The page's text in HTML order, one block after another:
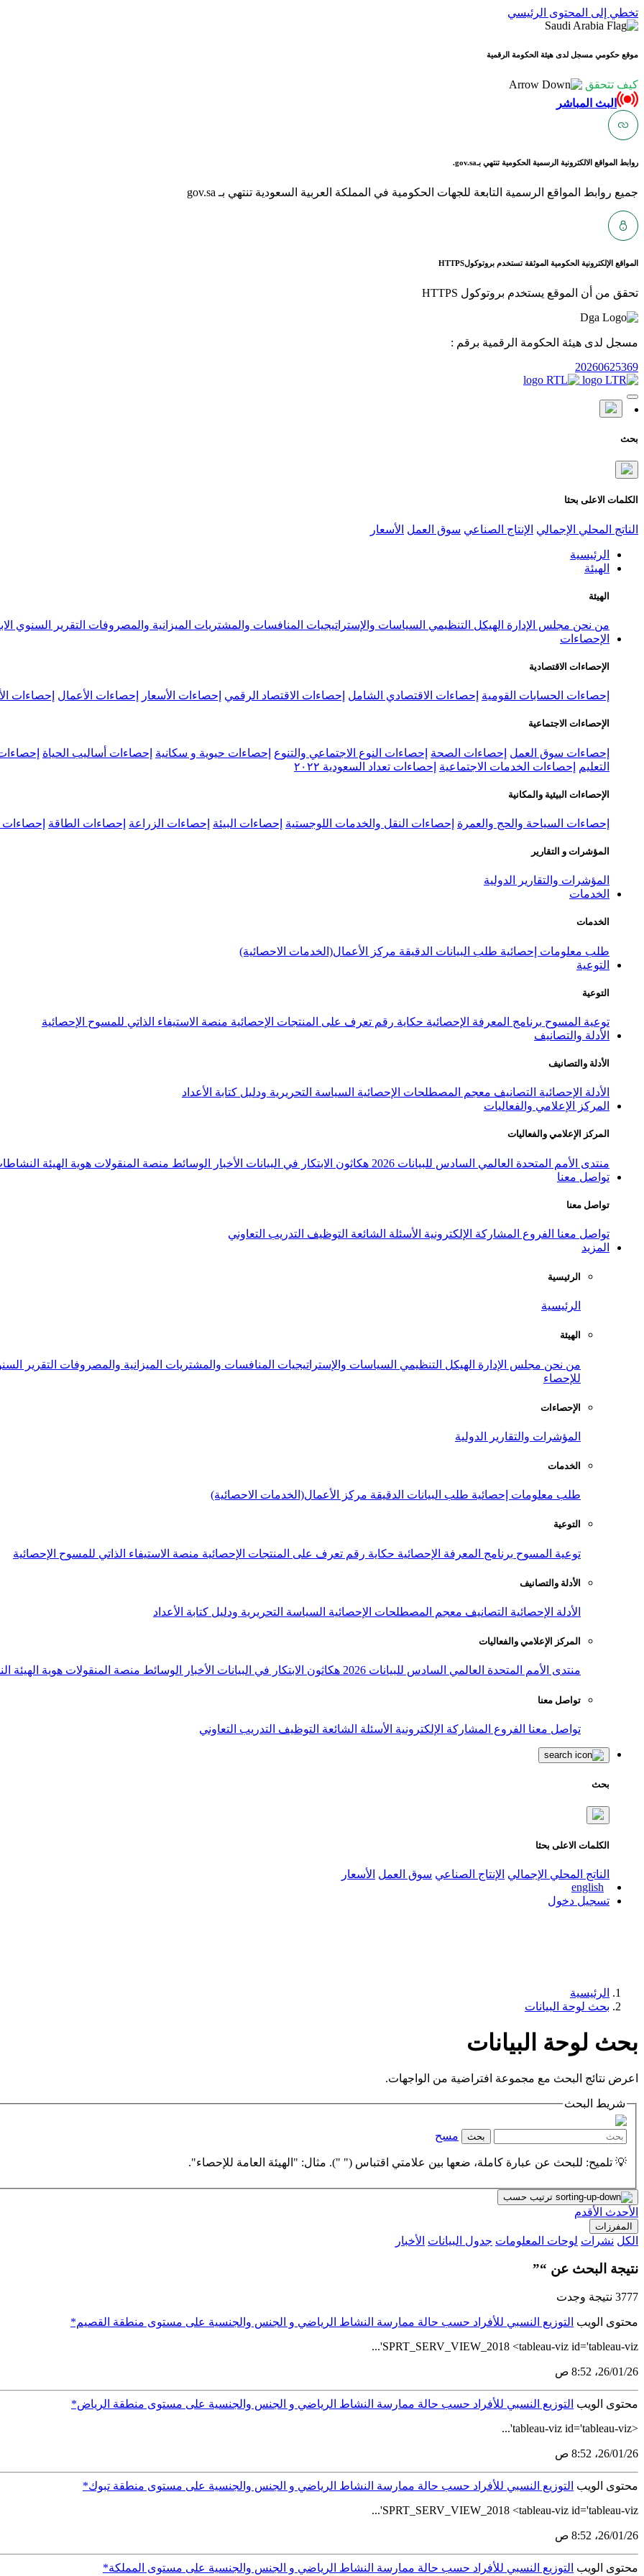
تخطي إلى المحتوى الرئيسي
موقع حكومي مسجل لدى هيئة الحكومة الرقمية
كيف تتحقق
البث المباشر
روابط المواقع الالكترونية الرسمية الحكومية تنتهي بـgov.sa.
جميع روابط المواقع الرسمية التابعة للجهات الحكومية في المملكة العربية السعودية تنتهي بـ gov.sa
المواقع الإلكترونية الحكومية الموثقة تستخدم بروتوكولHTTPS
تحقق من أن الموقع يستخدم بروتوكول HTTPS
مسجل لدى هيئة الحكومة الرقمية برقم :
20260625369
بحث
الكلمات الاعلى بحثا
الناتج المحلي الإجمالي الإنتاج الصناعي سوق العمل الأسعار
الرئيسية
الهيئة
الهيئة
من نحن مجلس الإدارة الهيكل التنظيمي السياسات والإستراتيجيات المنافسات والمشتريات الميزانية والمصروفات التقرير السنوي
الإحصاءات
الإحصاءات الاقتصادية
إحصاءات الحسابات القومية إحصاءات الاقتصادي الشامل إحصاءات الاقتصاد الرقمي إحصاءات الأسعار إحصاءات الأعمال إحصاءات
الإحصاءات الاجتماعية
إحصاءات سوق العمل إحصاءات الصحة إحصاءات النوع الاجتماعي والتنوع إحصاءات حيوية و سكانية إحصاءات أساليب الحياة
التعليم
إحصاءات الخدمات الاجتماعية إحصاءات تعداد السعودية ٢٠٢٢
الإحصاءات البيئية والمكانية
إحصاءات السياحة والحج والعمرة إحصاءات النقل والخدمات اللوجستية إحصاءات البيئة إحصاءات الزراعة إحصاءات الطاقة إحصاءات
المؤشرات و التقارير
المؤشرات والتقارير الدولية
الخدمات
الخدمات
طلب معلومات إحصائية طلب البيانات الدقيقة مركز الأعمال(الخدمات الاحصائية)
التوعية
التوعية
توعية المسوح برنامج المعرفة الإحصائية حكاية رقم تعرف على المنتجات الإحصائية منصة الاستيفاء الذاتي للمسوح الإحصائية
الأدلة والتصانيف
الأدلة والتصانيف
الأدلة الإحصائية التصانيف معجم المصطلحات الإحصائية السياسة التحريرية ودليل كتابة الأعداد
المركز الإعلامي والفعاليات
المركز الإعلامي والفعاليات
منتدى الأمم المتحدة العالمي السادس للبيانات 2026 هكاثون الابتكار في البيانات الأخبار الوسائط منصة المنقولات هوية الهيئة
تواصل معنا
تواصل معنا
تواصل معنا الفروع المشاركة الإلكترونية الأسئلة الشائعة التوظيف التدريب التعاوني
المزيد
الرئيسية
الرئيسية
الهيئة
من نحن مجلس الإدارة الهيكل التنظيمي السياسات والإستراتيجيات المنافسات والمشتريات الميزانية والمصروفات التقرير
للإحصاء
الإحصاءات
المؤشرات والتقارير الدولية
الخدمات
طلب معلومات إحصائية طلب البيانات الدقيقة مركز الأعمال(الخدمات الاحصائية)
التوعية
توعية المسوح برنامج المعرفة الإحصائية حكاية رقم تعرف على المنتجات الإحصائية منصة الاستيفاء الذاتي للمسوح الإحصائية
الأدلة والتصانيف
الأدلة الإحصائية التصانيف معجم المصطلحات الإحصائية السياسة التحريرية ودليل كتابة الأعداد
المركز الإعلامي والفعاليات
منتدى الأمم المتحدة العالمي السادس للبيانات 2026 هكاثون الابتكار في البيانات الأخبار الوسائط منصة المنقولات هوية الهيئة
تواصل معنا
تواصل معنا الفروع المشاركة الإلكترونية الأسئلة الشائعة التوظيف التدريب التعاوني
بحث
الكلمات الاعلى بحثا
الناتج المحلي الإجمالي الإنتاج الصناعي سوق العمل الأسعار
english
تسجيل دخول
الرئيسية
بحث لوحة البيانات
بحث لوحة البيانات
اعرض نتائج البحث مع مجموعة افتراضية من الواجهات.
شريط البحث
بحث مسح
💡 تلميح: للبحث عن عبارة كاملة، ضعها بين علامتي اقتباس (" "). مثال: "الهيئة العامة للإحصاء".
ترتيب حسب
الأحدث الأقدم
المفرزات
الكل نشرات لوحات المعلومات جدول البيانات الأخبار
نتيجة البحث عن “”
3777 نتيجة وجدت
محتوى الويب التوزيع النسبي للأفراد حسب حالة ممارسة النشاط الرياضي و الجنس والجنسية على مستوى منطقة القصيم*
SPRT_SERV_VIEW_2018 <tableau-viz id='tableau-viz'...
26‏/01‏/26، 8:52 ص
محتوى الويب التوزيع النسبي للأفراد حسب حالة ممارسة النشاط الرياضي و الجنس والجنسية على مستوى منطقة الرياض*
<tableau-viz id='tableau-viz'...
26‏/01‏/26، 8:52 ص
محتوى الويب التوزيع النسبي للأفراد حسب حالة ممارسة النشاط الرياضي و الجنس والجنسية على مستوى منطقة تبوك*
SPRT_SERV_VIEW_2018 <tableau-viz id='tableau-viz'...
26‏/01‏/26، 8:52 ص
محتوى الويب التوزيع النسبي للأفراد حسب حالة ممارسة النشاط الرياضي و الجنس والجنسية على مستوى المملكة*